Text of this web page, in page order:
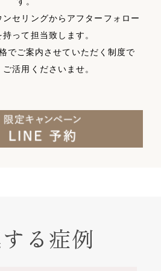
セリングからアフターフォロー
持って担当致します。
でご案内させていただく制度で
活用くださいませ。
る症例